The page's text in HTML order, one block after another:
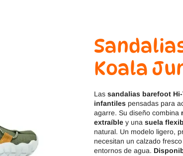
Ipanema
Koala
Las sandalias barefoot
infantiles pensadas para
agarre. Su diseño combina
extraíble y una suela
natural. Un modelo ligero,
necesitan un calzado
entornos de agua.